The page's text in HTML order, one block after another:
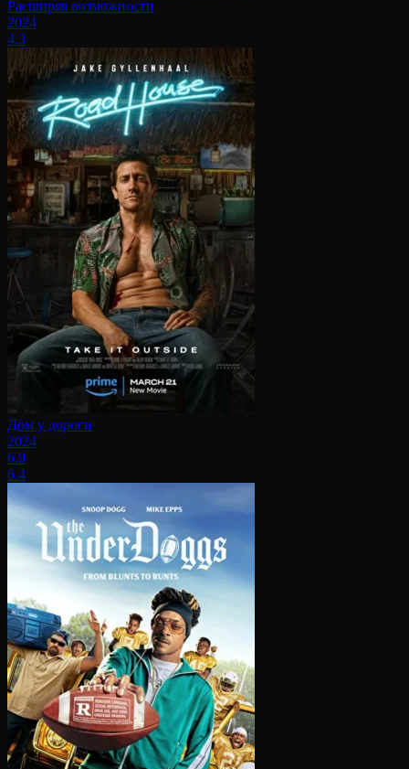
Расширяя возможности
2024
4.3
Дом у дороги
2024
6.9
6.4